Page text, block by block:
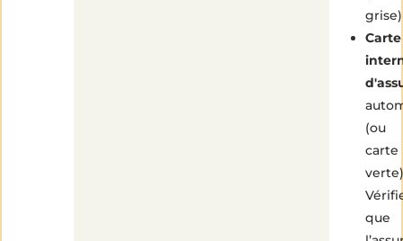
grise)
Carte
(ou
carte
que